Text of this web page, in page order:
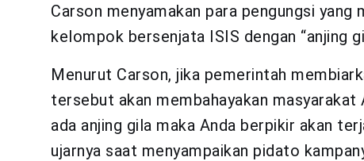
Carson menyamakan para pengungsi
kelompok bersenjata ISIS dengan “anjing
Menurut Carson, jika pemerintah
tersebut akan membahayakan
ada anjing gila maka Anda berpikir akan
ujarnya saat menyampaikan pidato